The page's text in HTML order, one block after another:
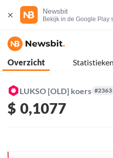
Newsbit
Bekijk in de Google Play
Overzicht Statistieken
LUKSO [OLD] koers #2363
$ 0,1077